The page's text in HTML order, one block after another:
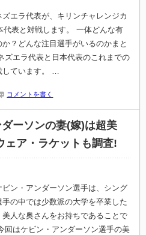
エラ代表が、キリンチャレンジカ
代表と対戦します。 一体どんな有
？どんな注目選手がいるのかまと
ズエラ代表と日本代表のこれまでの
しています。 …
コメントを書く
ーソンの妻(嫁)は超美
ェア・ラケットも調査!
ビン・アンダーソン選手は、シング
手の中では少数派の大学を卒業した
美人な奥さんをお持ちであることで
回はケビン・アンダーソン選手の美